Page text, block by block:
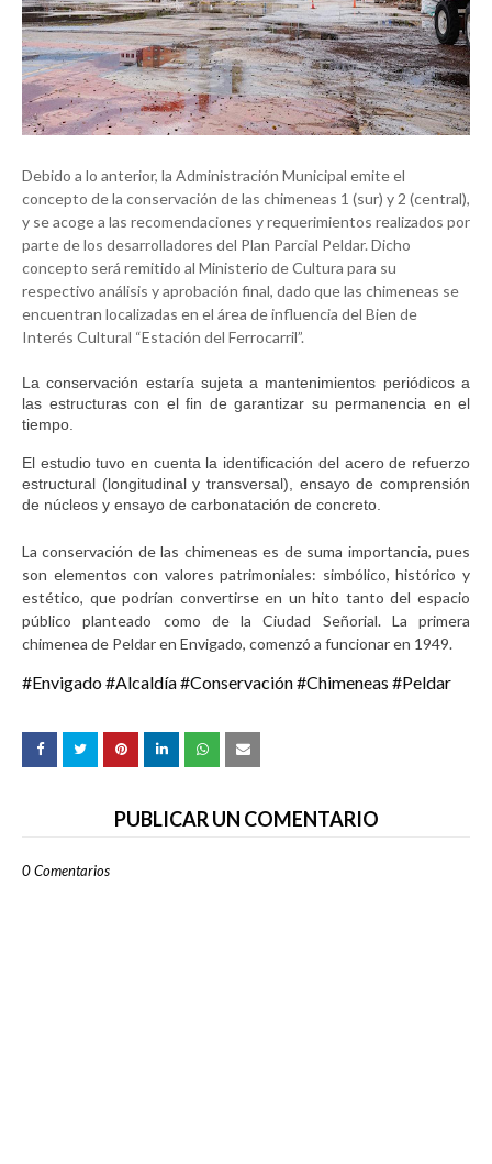
Debido a lo anterior, la Administración Municipal emite el
concepto de la conservación de las chimeneas 1 (sur) y 2 (central),
y se acoge a las recomendaciones y requerimientos realizados por
parte de los desarrolladores del Plan Parcial Peldar. Dicho
concepto será remitido al Ministerio de Cultura para su
respectivo análisis y aprobación final, dado que las chimeneas se
encuentran localizadas en el área de influencia del Bien de
Interés Cultural “Estación del Ferrocarril”.
La conservación estaría sujeta a mantenimientos periódicos a
las estructuras con el fin de garantizar su permanencia en el
tiempo.
El estudio tuvo en cuenta la identificación del acero de refuerzo
estructural (longitudinal y transversal), ensayo de comprensión
de núcleos y ensayo de carbonatación de concreto.
La conservación de las chimeneas es de suma importancia, pues
son elementos con valores patrimoniales: simbólico, histórico y
estético, que podrían convertirse en un hito tanto del espacio
público planteado como de la Ciudad Señorial. La primera
chimenea de Peldar en Envigado, comenzó a funcionar en 1949.
#Envigado #Alcaldía #Conservación #Chimeneas #Peldar
PUBLICAR UN COMENTARIO
0 Comentarios